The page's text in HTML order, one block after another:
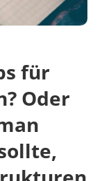
für
Oder